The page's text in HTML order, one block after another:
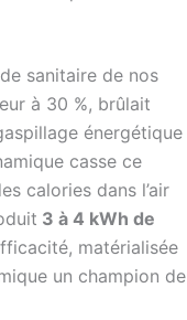
sanitaire de nos
à 30 %, brûlait
énergétique
casse ce
calories dans l’air
3 à 4 kWh de
matérialisée
un champion de